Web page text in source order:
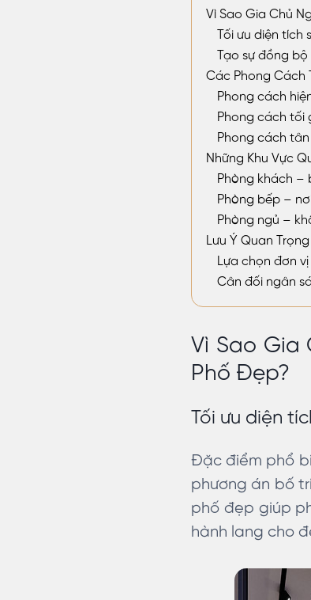
Vì Sao Gia Chủ
Tối ưu diện tích
Tạo sự đồng
Các Phong Cách
Phong cách
Phong cách tối
Phong cách
Những Khu Vực
Phòng khách –
Phòng bếp –
Phòng ngủ –
Lưu Ý Quan
Lựa chọn đơn
Cân đối ngân
Vì Sao Gia
Phố Đẹp?
Tối ưu diện
Đặc điểm phổ
phương án bố
phố đẹp giúp
hành lang cho